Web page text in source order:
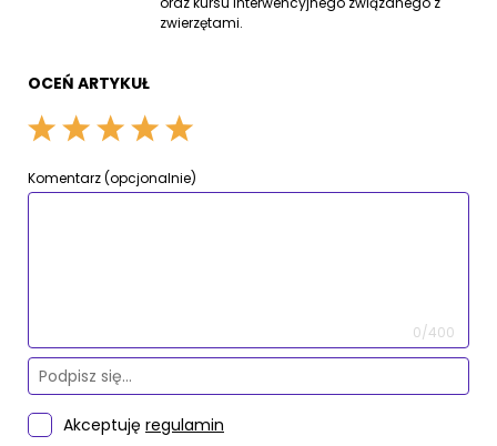
zwierzętami.
OCEŃ ARTYKUŁ
Komentarz (opcjonalnie)
0/400
Akceptuję regulamin